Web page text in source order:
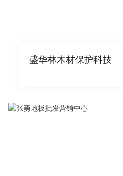
盛华林木材保护科技